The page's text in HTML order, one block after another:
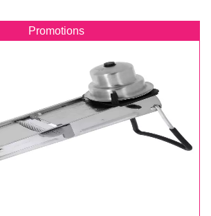
Promotions